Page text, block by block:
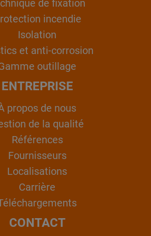
de fixation
incendie
Isolation
et anti-corrosion
outillage
ENTREPRISE
propos de nous
de la qualité
Références
Fournisseurs
Localisations
Carrière
CONTACT